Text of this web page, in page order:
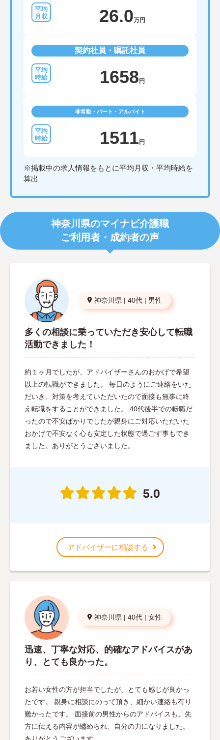
26.0万円
契約社員・嘱託社員
1658 円
非常勤・パート・アルバイト
1511 円
※掲載中の求人情報をもとに平均月収・平均時給を
算出
神奈川県のマイナビ介護職
ご利用者・成約者の声
神奈川県 | 40代 | 男性
多くの相談に乗っていただき安心して転職
活動できました！
約１ヶ月でしたが、アドバイザーさんのおかげで希望
以上の転職ができました。 毎日のようにご連絡をいた
だいき、対策を考えていただいたので面接も無事に終
え転職をすることができました。 40代後半での転職だ
ったので不安ばかりでしたが親身にご対応いただいた
おかげで不安なく心も安定した状態で過ごす事もでき
ました。ありがとうございました。
5.0
アドバイザーに相談する
神奈川県 | 40代 | 女性
迅速、丁寧な対応、的確なアドバイスがあ
り、とても良かった。
お若い女性の方が担当でしたが、とても感じが良かっ
たです。 親身に相談にのって頂き、細かい連絡も有り
難かったです。 面接前の男性からのアドバイスも、先
方に伝える内容が纏められ、自分の力になりました。
ありがとうございます。